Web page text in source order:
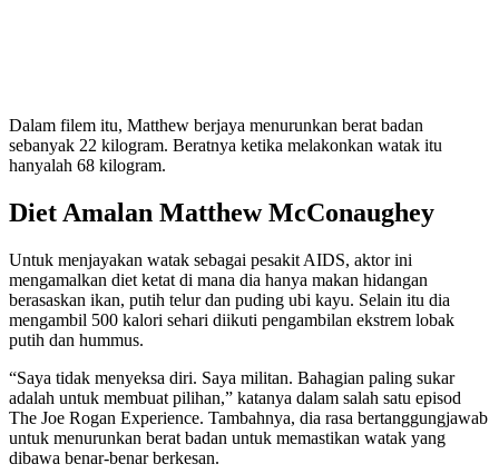
Dalam filem itu, Matthew berjaya menurunkan berat badan
sebanyak 22 kilogram. Beratnya ketika melakonkan watak itu
hanyalah 68 kilogram.
Diet Amalan Matthew McConaughey
Untuk menjayakan watak sebagai pesakit AIDS, aktor ini
mengamalkan diet ketat di mana dia hanya makan hidangan
berasaskan ikan, putih telur dan puding ubi kayu. Selain itu dia
mengambil 500 kalori sehari diikuti pengambilan ekstrem lobak
putih dan hummus.
“Saya tidak menyeksa diri. Saya militan. Bahagian paling sukar
adalah untuk membuat pilihan,” katanya dalam salah satu episod
The Joe Rogan Experience. Tambahnya, dia rasa bertanggungjawab
untuk menurunkan berat badan untuk memastikan watak yang
dibawa benar-benar berkesan.